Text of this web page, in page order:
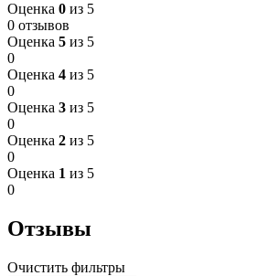
Оценка 0 из 5
0 отзывов
Оценка 5 из 5
0
Оценка 4 из 5
0
Оценка 3 из 5
0
Оценка 2 из 5
0
Оценка 1 из 5
0
Отзывы
Очистить фильтры